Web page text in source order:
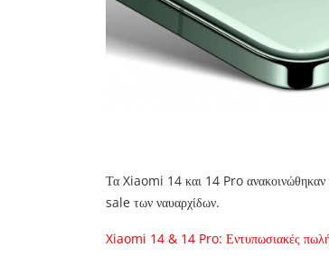
Τα Xiaomi 14 και 14 Pro ανακοινώθηκαν
sale των ναυαρχίδων.
Xiaomi 14 & 14 Pro: Εντυπωσιακές